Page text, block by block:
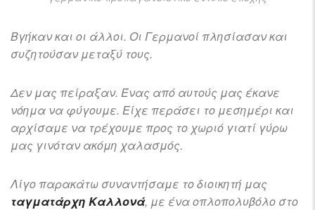
Βγήκαν και οι άλλοι. Οι Γερμανοί πλησίασαν και
συζητούσαν μεταξύ τους.
Δεν μας πείραξαν. Ένας από αυτούς μας έκανε
νόημα να φύγουμε. Είχε περάσει το μεσημέρι και
αρχίσαμε να τρέχουμε προς το χωριό γιατί γύρω
μας γινόταν ακόμη χαλασμός.
Λίγο παρακάτω συναντήσαμε το διοικητή μας
ταγματάρχη Καλλονά, με ένα οπλοπολυβόλο στο